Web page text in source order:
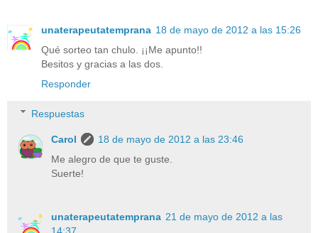
unaterapeutatemprana 18 de mayo de 2012 a las 15:26
Qué sorteo tan chulo. ¡¡Me apunto!!
Besitos y gracias a las dos.
Responder
Respuestas
Carol
18 de mayo de 2012 a las 23:46
Me alegro de que te guste.
Suerte!
unaterapeutatemprana 21 de mayo de 2012 a las